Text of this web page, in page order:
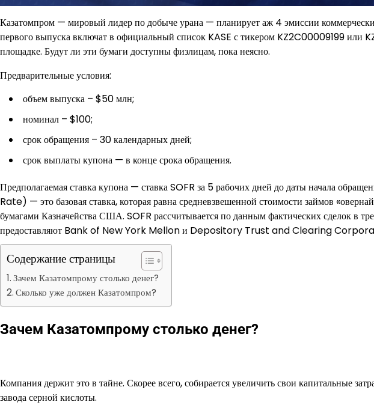
Казатомпром — мировый лидер по добыче урана — планирует аж 4 эмиссии
первого выпуска включат в официальный список KASE с тикером KZ2C00009199 или
площадке. Будут ли эти бумаги доступны физлицам, пока неясно.
Предварительные условия:
объем выпуска – $50 млн;
номинал – $100;
срок обращения – 30 календарных дней;
срок выплаты купона — в конце срока обращения.
Предполагаемая ставка купона — ставка SOFR за 5 рабочих дней до даты начала
Rate) — это базовая ставка, которая равна средневзвешенной стоимости займов
бумагами Казначейства США. SOFR рассчитывается по данным фактических сделок в
предоставляют Bank of New York Mellon и Depository Trust and Clearing
Содержание страницы
Зачем Казатомпрому столько денег?
Сколько уже должен Казатомпром?
Зачем Казатомпрому столько денег?
Компания держит это в тайне. Скорее всего, собирается увеличить свои капитальные
завода серной кислоты.